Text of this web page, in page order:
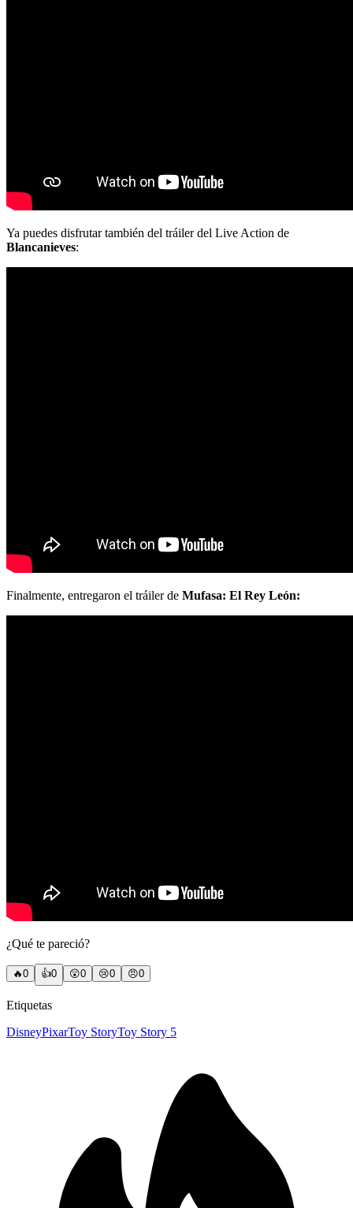
Ya puedes disfrutar también del tráiler del Live Action de
Blancanieves:
Finalmente, entregaron el tráiler de Mufasa: El Rey León:
¿Qué te pareció?
🔥0 👍0 😲0 😢0 😠0
Etiquetas
DisneyPixarToy StoryToy Story 5